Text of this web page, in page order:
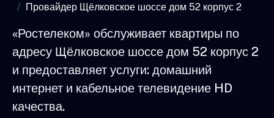
Провайдер Щёлковское шоссе дом 52 корпус 2
«Ростелеком» обслуживает квартиры по
адресу Щёлковское шоссе дом 52 корпус 2
и предоставляет услуги: домашний
интернет и кабельное телевидение HD
качества.